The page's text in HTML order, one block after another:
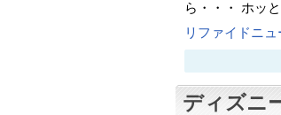
ら・・・ ホッ
リファイドニ
ディズニ